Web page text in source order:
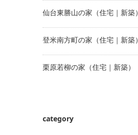
仙台東勝山の家（住宅｜新築）
登米南方町の家（住宅｜新築）
栗原若柳の家（住宅｜新築）
category